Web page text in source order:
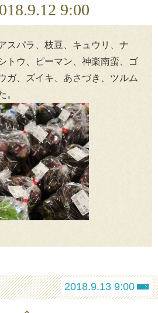
9:00
スパラ、枝豆、キュウリ、ナ
トウ、ピーマン、神楽南蛮、ゴ
ガ、ズイキ、あさづき、ツルム
。
2018.9.13 9:00